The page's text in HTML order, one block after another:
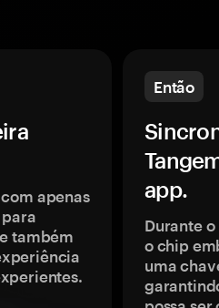
apenas
também
Então
app.
Durante
o chip
uma